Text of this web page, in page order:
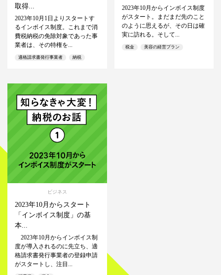
取得...
2023年10月1日よりスタートす
るインボイス制度。これまで消
費税納税の免除対象であった事
業者は、その特権を...
適格請求書発行事業者 納税
2023年10月からインボイス制度
がスタート。まだまだ先のこと
のように思えるが、その日は確
実に訪れる。そして...
税金 美容の経営プラン
ビジネス
2023年10月からスタート
「インボイス制度」の基
本...
2023年10月からインボイス制
度が導入されるのに先立ち、適
格請求書発行事業者の登録申請
がスタートし、注目...